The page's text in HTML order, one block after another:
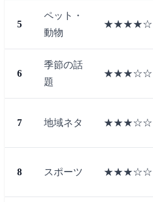
5
ペット・
動物
★★★★☆
6
季節の話
題
★★★☆☆
7 地域ネタ ★★★☆☆
8 スポーツ ★★★☆☆